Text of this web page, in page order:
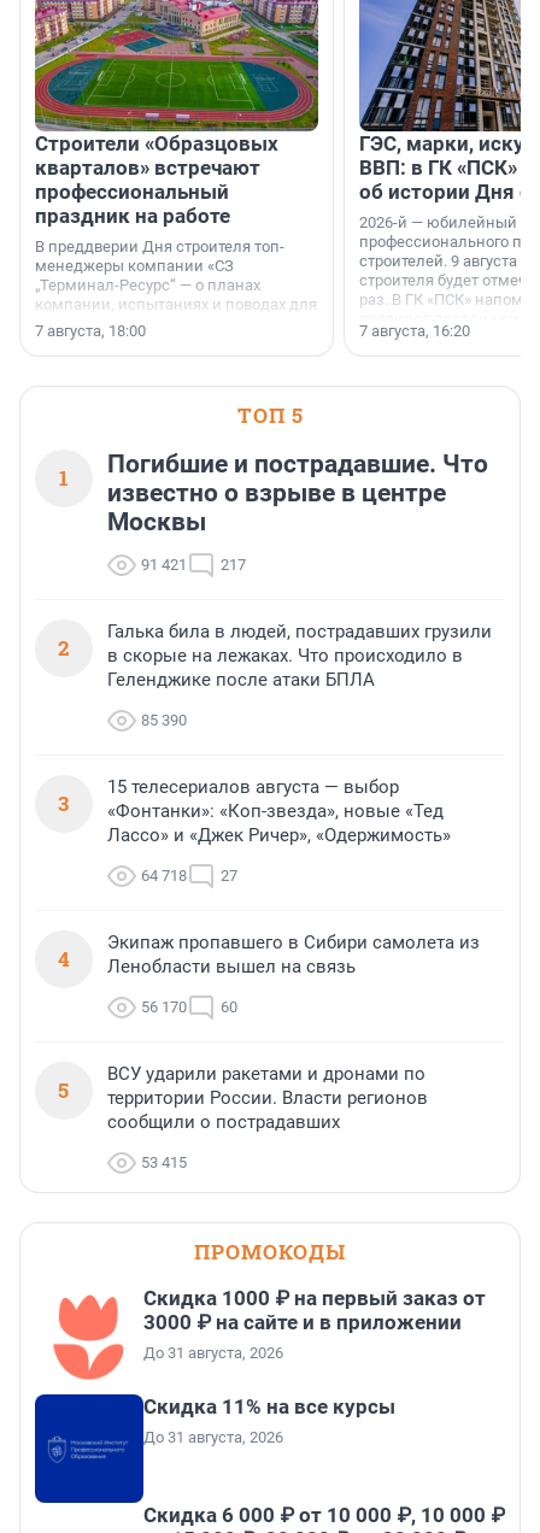
Строители «Образцовых
кварталов» встречают
профессиональный
праздник на работе
В преддверии Дня строителя топ-
менеджеры компании «СЗ
„Терминал-Ресурс“ — о планах
компании, испытаниях и поводах для
осторожного оптимизма.
7 августа, 18:00
ГЭС, марки,
ВВП: в ГК «ПСК»
об истории Дня
2026-й — юбилейный
профессионального
строителей. 9 августа
строителя будет
раз. В ГК «ПСК»
поменялась роль
7 августа, 16:20
ТОП 5
1
Погибшие и пострадавшие. Что
известно о взрыве в центре
Москвы
91 421 217
2
Галька била в людей, пострадавших грузили
в скорые на лежаках. Что происходило в
Геленджике после атаки БПЛА
85 390
3
15 телесериалов августа — выбор
«Фонтанки»: «Коп-звезда», новые «Тед
Лассо» и «Джек Ричер», «Одержимость»
64 718 27
4
Экипаж пропавшего в Сибири самолета из
Ленобласти вышел на связь
56 170 60
5
ВСУ ударили ракетами и дронами по
территории России. Власти регионов
сообщили о пострадавших
53 415
ПРОМОКОДЫ
Скидка 1000 ₽ на первый заказ от
3000 ₽ на сайте и в приложении
До 31 августа, 2026
Скидка 11% на все курсы
До 31 августа, 2026
Скидка 6 000 ₽ от 10 000 ₽, 10 000 ₽